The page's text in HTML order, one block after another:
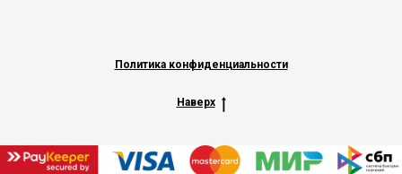
Политика конфиденциальности
Наверх